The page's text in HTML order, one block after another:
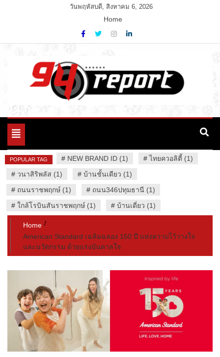
วันพฤหัสบดี, สิงหาคม 6, 2026
Home
94 Report.com
Variety News
Toggle
POPULAR TAG # NEW BRAND ID (1) #ไทยควอลิตี้ (1)
# วนาสิริพลัส (1) # บ้านชั้นเดียว (1)
# ถนนราชพฤกษ์ (1) # ถนน346ปทุมธานี (1)
# ใกล้โรบินสันราชพฤกษ์ (1) # บ้านเดี่ยว (1)
Home
American Standard เฉลิมฉลอง 150 ปี แห่งความไว้วางใจ
และนวัตกรรม ด้วยแรงบันดาลใจ